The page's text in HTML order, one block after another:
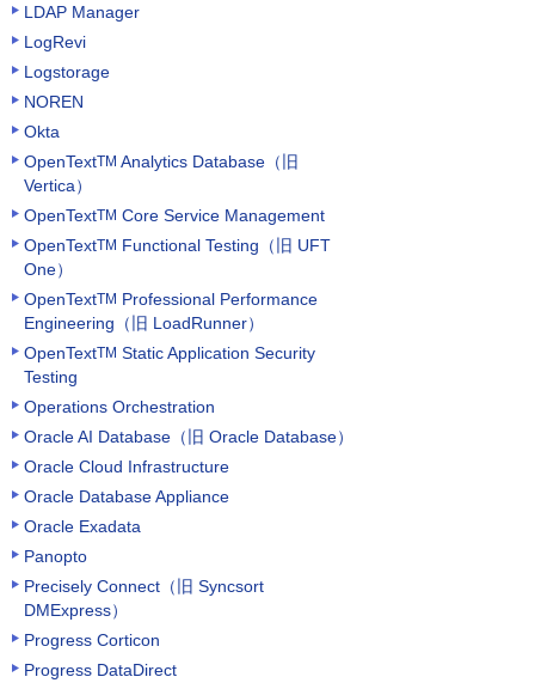
LDAP Manager
LogRevi
Logstorage
NOREN
Okta
OpenTextTM Analytics Database（旧
Vertica）
OpenTextTM Core Service Management
OpenTextTM Functional Testing（旧 UFT
One）
OpenTextTM Professional Performance
Engineering（旧 LoadRunner）
OpenTextTM Static Application Security
Testing
Operations Orchestration
Oracle AI Database（旧 Oracle Database）
Oracle Cloud Infrastructure
Oracle Database Appliance
Oracle Exadata
Panopto
Precisely Connect（旧 Syncsort
DMExpress）
Progress Corticon
Progress DataDirect